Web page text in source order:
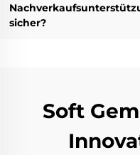
sicher?
Soft